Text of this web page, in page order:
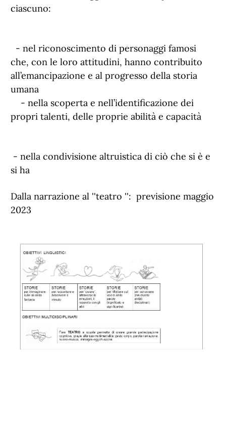
ciascuno:
- nel riconoscimento di personaggi famosi
che, con le loro attitudini, hanno contribuito
all’emancipazione e al progresso della storia
umana
- nella scoperta e nell’identificazione dei
propri talenti, delle proprie abilità e capacità
- nella condivisione altruistica di ciò che si è e
si ha
Dalla narrazione al ''teatro '': previsione maggio
2023